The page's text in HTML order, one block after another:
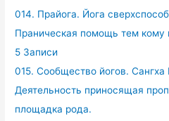
014. Прайога. Йога
Праническая помощь тем кому
5 Записи
015. Сообщество йогов.
Деятельность приносящая
площадка рода.